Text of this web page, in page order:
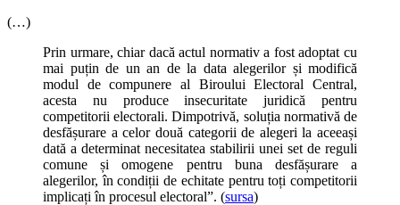
(…)
Prin urmare, chiar dacă actul normativ a fost adoptat cu
mai puțin de un an de la data alegerilor și modifică
modul de compunere al Biroului Electoral Central,
acesta nu produce insecuritate juridică pentru
competitorii electorali. Dimpotrivă, soluția normativă de
desfășurare a celor două categorii de alegeri la aceeași
dată a determinat necesitatea stabilirii unei set de reguli
comune și omogene pentru buna desfășurare a
alegerilor, în condiții de echitate pentru toți competitorii
implicați în procesul electoral”. (sursa)